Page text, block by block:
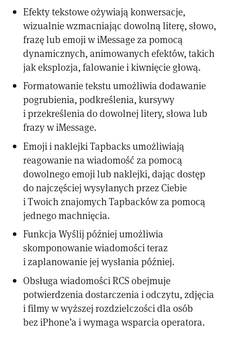
Efekty tekstowe ożywiają konwersacje,
wizualnie wzmacniając dowolną literę, słowo,
frazę lub emoji w iMessage za pomocą
dynamicznych, animowanych efektów, takich
jak eksplozja, falowanie i kiwnięcie głową.
Formatowanie tekstu umożliwia dodawanie
pogrubienia, podkreślenia, kursywy
i przekreślenia do dowolnej litery, słowa lub
frazy w iMessage.
Emoji i naklejki Tapbacks umożliwiają
reagowanie na wiadomość za pomocą
dowolnego emoji lub naklejki, dając dostęp
do najczęściej wysyłanych przez Ciebie
i Twoich znajomych Tapbacków za pomocą
jednego machnięcia.
Funkcja Wyślij później umożliwia
skomponowanie wiadomości teraz
i zaplanowanie jej wysłania później.
Obsługa wiadomości RCS obejmuje
potwierdzenia dostarczenia i odczytu, zdjęcia
i filmy w wyższej rozdzielczości dla osób
bez iPhone’a i wymaga wsparcia operatora.